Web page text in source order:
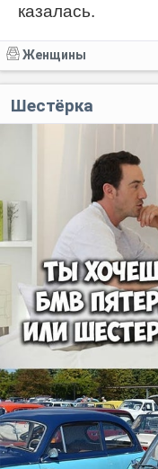
казалась.
Женщины
Шестёрка